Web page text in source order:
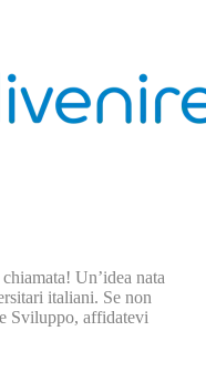
Un’idea nata
italiani. Se non
Sviluppo, affidatevi